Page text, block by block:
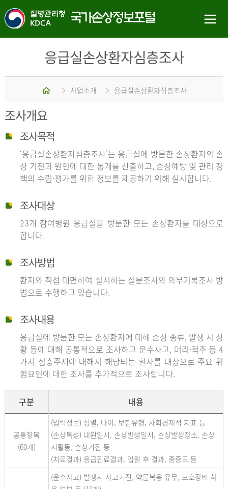
응급실손상환자심층조사
홈 사업소개 응급실손상환자심층조사
조사개요
조사목적
‘응급실손상환자심층조사’는 응급실에 방문한 손상환자의 손
상 기전과 원인에 대한 통계를 산출하고, 손상예방 및 관리 정
책의 수립·평가를 위한 정보를 제공하기 위해 실시합니다.
조사대상
23개 참여병원 응급실을 방문한 모든 손상환자를 대상으로
합니다.
조사방법
환자와 직접 대면하여 실시하는 설문조사와 의무기록조사 방
법으로 수행하고 있습니다.
조사내용
응급실에 방문한 모든 손상환자에 대해 손상 종류, 발생 시 상
황 등에 대해 공통적으로 조사하고 운수사고, 머리·척추 등 4
가지 심층주제에 대해서 해당되는 환자를 대상으로 주요 위
험요인에 대한 조사를 추가적으로 조사합니다.
구분 내용
공통항목
(60개)
(입력정보) 성별, 나이, 보험유형, 사회경제적 지표 등
(손상특성) 내원일시, 손상발생일시, 손상발생장소, 손상
시활동, 손상기전 등
(치료결과) 응급진료결과, 입원 후 결과, 중증도 등
(운수사고) 발생시 사고기전, 약물복용 유무, 보호장비 착